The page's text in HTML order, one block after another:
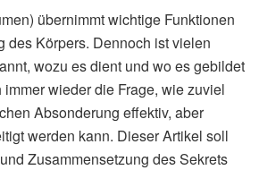
übernimmt wichtige Funktionen
des Körpers. Dennoch ist vielen
wozu es dient und wo es gebildet
wieder die Frage, wie zuviel
Absonderung effektiv, aber
werden kann. Dieser Artikel soll
Zusammensetzung des Sekrets